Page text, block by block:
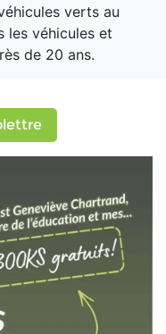
verts au
les véhicules et
de 20 ans.